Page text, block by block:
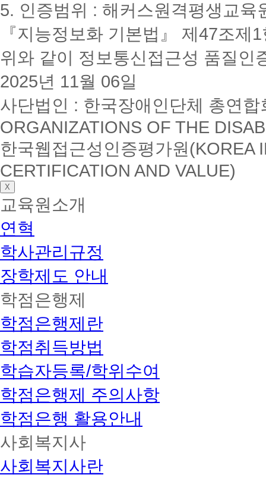
5. 인증범위 : 해커스원격평생교육
『지능정보화 기본법』 제47조
위와 같이 정보통신접근성 품질인
2025년 11월 06일
사단법인 : 한국장애인단체 총연
ORGANIZATIONS OF THE
한국웹접근성인증평가원(KOREA
CERTIFICATION AND VALUE)
X
교육원소개
연혁
학사관리규정
장학제도 안내
학점은행제
학점은행제란
학점취득방법
학습자등록/학위수여
학점은행제 주의사항
학점은행 활용안내
사회복지사
사회복지사란